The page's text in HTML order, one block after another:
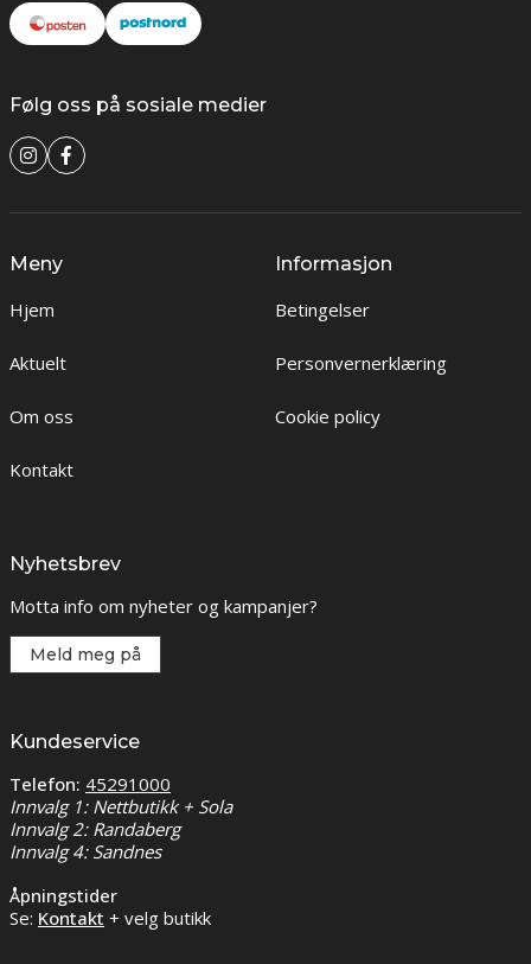
Følg oss på sosiale medier
Meny
Hjem
Aktuelt
Om oss
Kontakt
Informasjon
Betingelser
Personvernerklæring
Cookie policy
Nyhetsbrev
Motta info om nyheter og kampanjer?
Meld meg på
Kundeservice
Telefon: 45291000
Innvalg 1: Nettbutikk + Sola
Innvalg 2: Randaberg
Innvalg 4: Sandnes
Åpningstider
Se: Kontakt + velg butikk